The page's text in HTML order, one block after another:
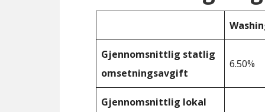
Gjennomsnittlig statlig
omsetningsavgift
6.50%
Gjennomsnittlig lokal